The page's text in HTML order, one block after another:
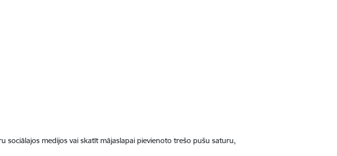
sociālajos medijos vai skatīt mājaslapai pievienoto trešo pušu saturu,